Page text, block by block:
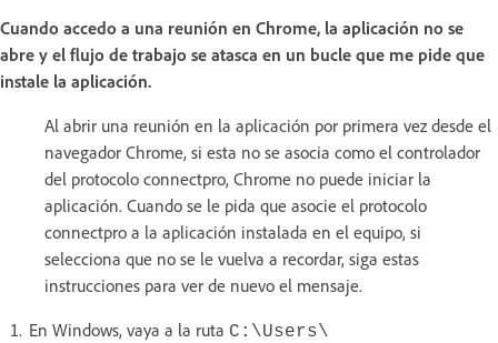
Cuando accedo a una reunión en Chrome, la aplicación no se
abre y el flujo de trabajo se atasca en un bucle que me pide que
instale la aplicación.
Al abrir una reunión en la aplicación por primera vez desde el
navegador Chrome, si esta no se asocia como el controlador
del protocolo connectpro, Chrome no puede iniciar la
aplicación. Cuando se le pida que asocie el protocolo
connectpro a la aplicación instalada en el equipo, si
selecciona que no se le vuelva a recordar, siga estas
instrucciones para ver de nuevo el mensaje.
En Windows, vaya a la ruta C:\Users\